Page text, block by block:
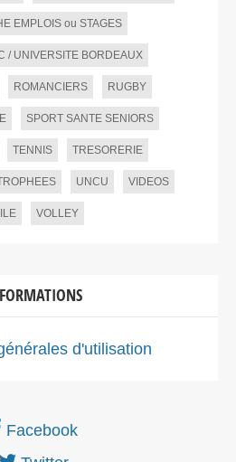
EMPLOIS ou STAGES
/ UNIVERSITE BORDEAUX
ROMANCIERS RUGBY
SPORT SANTE SENIORS
TENNIS TRESORERIE
UNCU VIDEOS
VOLLEY
d'utilisation
Facebook